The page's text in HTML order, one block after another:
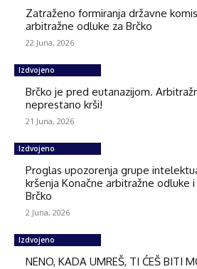
Zatraženo formiranja državne
arbitražne odluke za Brčko
22 Juna, 2026
Izdvojeno
Brčko je pred eutanazijom.
neprestano krši!
21 Juna, 2026
Izdvojeno
Proglas upozorenja grupe
kršenja Konačne arbitražne odluke
Brčko
2 Juna, 2026
Izdvojeno
NENO, KADA UMREŠ, TI ĆEŠ BITI